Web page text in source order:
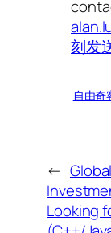
刻发
自由奇
←
Looking